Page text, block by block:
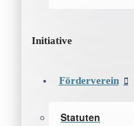
Initiative
Förderverein
Statuten